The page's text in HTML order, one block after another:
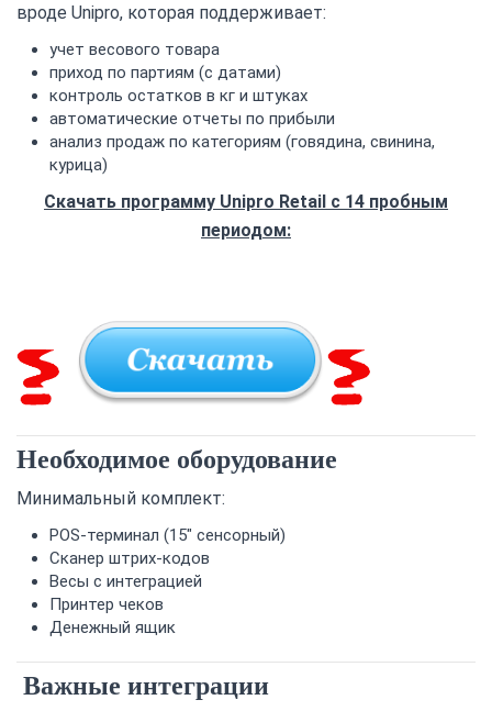
вроде Unipro, которая поддерживает:
учет весового товара
приход по партиям (с датами)
контроль остатков в кг и штуках
автоматические отчеты по прибыли
анализ продаж по категориям (говядина, свинина,
курица)
Скачать программу Unipro Retail с 14 пробным
периодом:
Необходимое оборудование
Минимальный комплект:
POS-терминал (15" сенсорный)
Сканер штрих-кодов
Весы с интеграцией
Принтер чеков
Денежный ящик
Важные интеграции